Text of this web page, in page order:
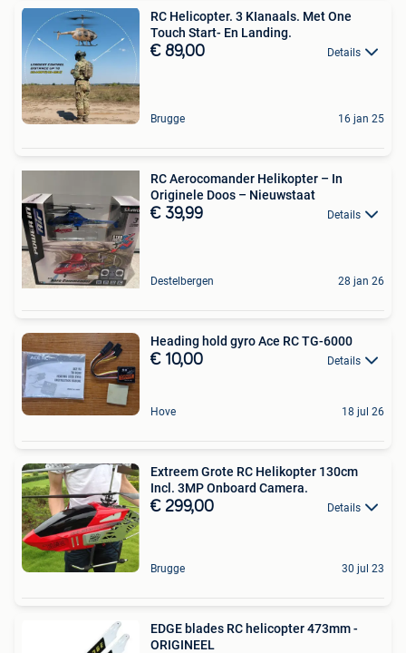
RC Helicopter. 3 KIanaals. Met One
Touch Start- En Landing.
€ 89,00 Details
Brugge 16 jan 25
RC Aerocomander Helikopter – In
Originele Doos – Nieuwstaat
€ 39,99 Details
Destelbergen 28 jan 26
Heading hold gyro Ace RC TG-6000
€ 10,00 Details
Hove 18 jul 26
Extreem Grote RC Helikopter 130cm
Incl. 3MP Onboard Camera.
€ 299,00 Details
Brugge 30 jul 23
EDGE blades RC helicopter 473mm -
ORIGINEEL